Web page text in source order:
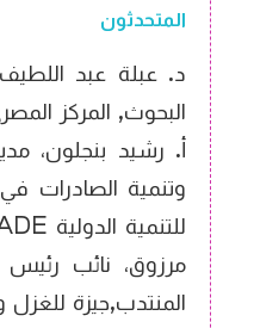
المتحدثون
د. عبلة عبد
البحوث, المركز
أ. رشيد بنجلون،
وتنمية الصادرات في
مرزوق، نائب رئيس
المنتدب,جيزة للغزل